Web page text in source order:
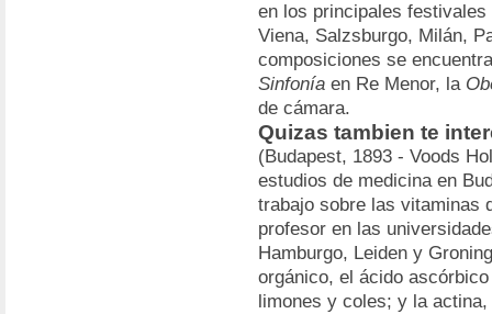
en los principales
Viena, Salzsburgo, Milán,
composiciones se
Sinfonía en Re Menor, la
de cámara.
Quizas tambien te
(Budapest, 1893 - Voods
estudios de medicina en
trabajo sobre las vitaminas
profesor en las
Hamburgo, Leiden y
orgánico, el ácido
limones y coles; y la